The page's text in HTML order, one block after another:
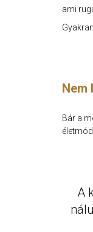
ami
Nem
Bár a
A